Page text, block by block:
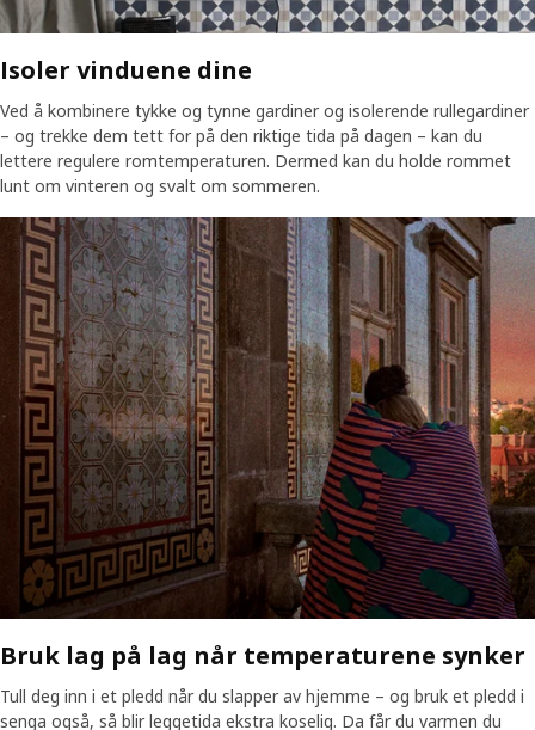
Isoler vinduene dine
Ved å kombinere tykke og tynne gardiner og isolerende rullegardiner
– og trekke dem tett for på den riktige tida på dagen – kan du
lettere regulere romtemperaturen. Dermed kan du holde rommet
lunt om vinteren og svalt om sommeren.
Bruk lag på lag når temperaturene synker
Tull deg inn i et pledd når du slapper av hjemme – og bruk et pledd i
senga også, så blir leggetida ekstra koselig. Da får du varmen du